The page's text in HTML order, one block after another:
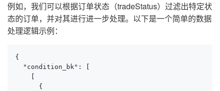
例如，我们可以根据订单状态（tradeStatus）过滤出特定状
态的订单，并对其进行进一步处理。以下是一个简单的数据
处理逻辑示例：
{
  "condition_bk": [
      {